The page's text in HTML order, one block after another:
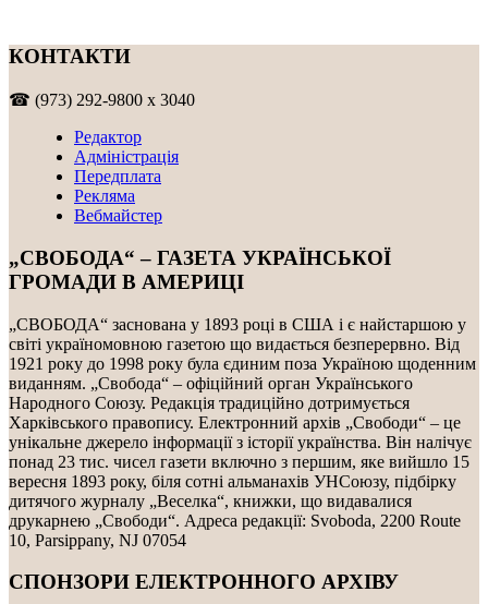
КОНТАКТИ
☎ (973) 292-9800 x 3040
Редактор
Адміністрація
Передплата
Рекляма
Вебмайстер
„СВОБОДА“ – ГАЗЕТА УКРАЇНСЬКОЇ
ГРОМАДИ В АМЕРИЦІ
„СВОБОДА“ заснована у 1893 році в США і є найстаршою у
світі україномовною газетою що видається безперервно. Від
1921 року до 1998 року була єдиним поза Україною щоденним
виданням. „Свобода“ – офіційний орган Українського
Народного Союзу. Редакція традиційно дотримується
Харківського правопису. Електронний архів „Свободи“ – це
унікальне джерело інформації з історії українства. Він налічує
понад 23 тис. чисел газети включно з першим, яке вийшло 15
вересня 1893 року, біля сотні альманахів УНСоюзу, підбірку
дитячого журналу „Веселка“, книжки, що видавалися
друкарнею „Свободи“. Адреса редакції: Svoboda, 2200 Route
10, Parsippany, NJ 07054
СПОНЗОРИ ЕЛЕКТРОННОГО АРХІВУ